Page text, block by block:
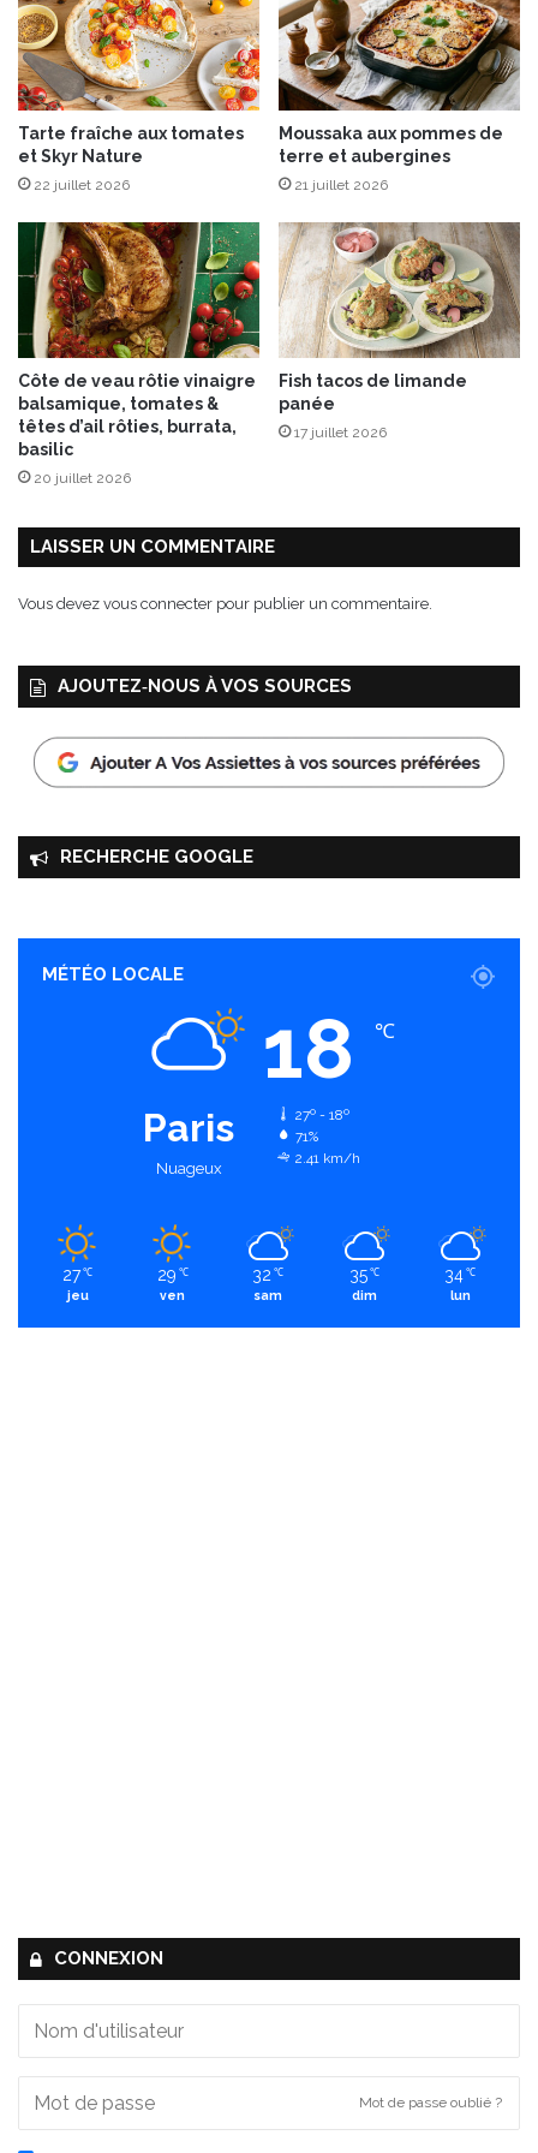
e
c
u
i
s
s
o
n
Tarte fraîche aux tomates
et Skyr Nature
22 juillet 2026
Moussaka aux pommes de
terre et aubergines
21 juillet 2026
Côte de veau rôtie vinaigre
balsamique, tomates &
têtes d’ail rôties, burrata,
basilic
20 juillet 2026
Fish tacos de limande
panée
17 juillet 2026
LAISSER UN COMMENTAIRE
Vous devez vous connecter pour publier un commentaire.
AJOUTEZ‑NOUS À VOS SOURCES
RECHERCHE GOOGLE
MÉTÉO LOCALE
Paris
Nuageux
18 ℃
27º - 18º
71%
2.41 km/h
27 ℃
jeu
29 ℃
ven
32 ℃
sam
35 ℃
dim
34 ℃
lun
CONNEXION
Mot de passe oublié ?